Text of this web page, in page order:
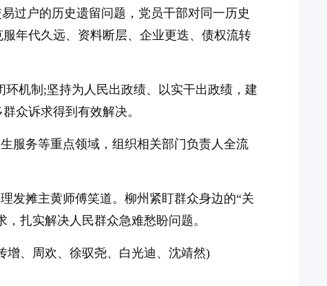
过户的历史遗留问题，党员干部对同一历史
年代久远、资料断层、企业更迭、债权流转
环机制;坚持为人民出政绩、以实干出政绩，建
众诉求得到有效解决。
服务等重点领域，组织相关部门负责人全流
发摊主黄师傅笑道。柳州紧盯群众身边的“关
扎实解决人民群众急难愁盼问题。
增、周欢、徐驭尧、白光迪、沈靖然)